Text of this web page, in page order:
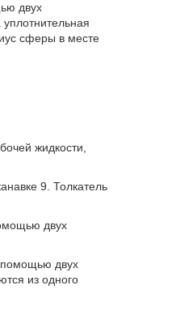
двух
сферы в месте
жидкости,
9. Толкатель
двух
помощью двух
из одного